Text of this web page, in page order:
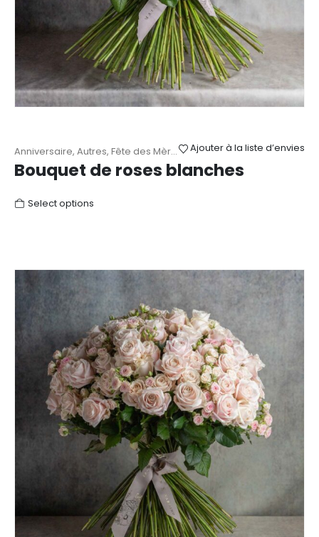
Ajouter à la liste d’envies
Anniversaire, Autres, Fête des Mères ,Mariage,Naissance,
Bouquet de roses blanches
Select options